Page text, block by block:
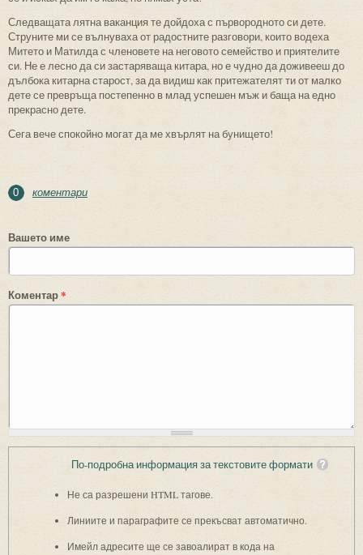
Следващата лятна ваканция те дойдоха с първородното си дете.
Струните ми се вълнуваха от радостните разговори, които водеха
Митето и Матилда с членовете на неговото семейство и приятелите
си. Не е лесно да си застаряваща китара, но е чудно да доживееш до
дълбока китарна старост, за да видиш как притежателят ти от малко
дете се превръща постепенно в млад успешен мъж и баща на едно
прекрасно дете.
Сега вече спокойно могат да ме хвърлят на бунището!
0 коментари
Вашето име
Коментар*
По-подробна информация за текстовите формати
Не са разрешени HTML тагове.
Линиите и параграфите се прекъсват автоматично.
Имейл адресите ще се завоалират в кода на